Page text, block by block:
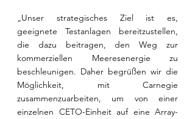
„Unser strategisches Ziel ist es,
geeignete Testanlagen bereitzustellen,
die dazu beitragen, den Weg zur
kommerziellen Meeresenergie zu
beschleunigen. Daher begrüßen wir die
Möglichkeit, mit Carnegie
zusammenzuarbeiten, um von einer
einzelnen CETO-Einheit auf eine Array-